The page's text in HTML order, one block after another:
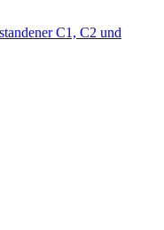
C1, C2 und